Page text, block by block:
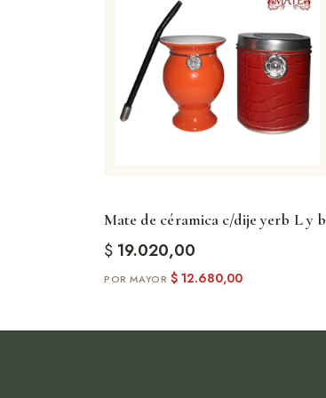
Mate de céramica c/dije yerb L y b
$ 19.020,00
$ 12.680,00